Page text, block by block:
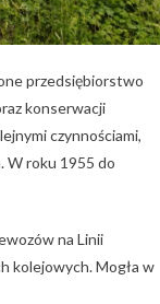
przedsiębiorstwo
konserwacji
czynnościami,
W roku 1955 do
na Linii
kolejowych. Mogła w